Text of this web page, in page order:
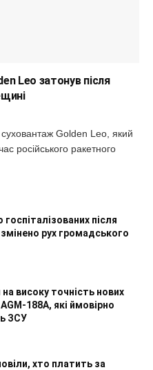
Leo затонув після
Golden Leo, який
російського ракетного
після
рух громадського
високу точність нових
188A, які ймовірно
ЗСУ
хто платить за